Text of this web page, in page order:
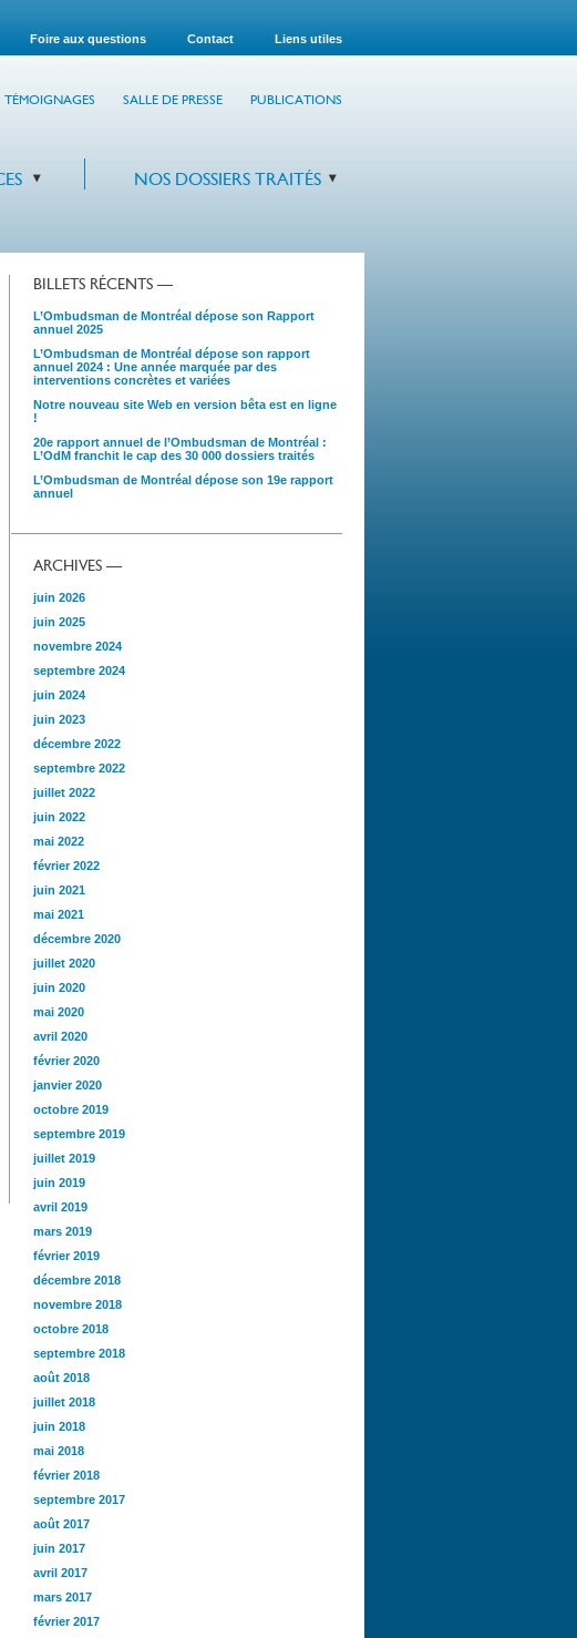
Foire aux questions Contact Liens utiles
TÉMOIGNAGES SALLE DE PRESSE PUBLICATIONS
NOS DOSSIERS TRAITÉS
BILLETS RÉCENTS —
L’Ombudsman de Montréal dépose son Rapport
annuel 2025
L’Ombudsman de Montréal dépose son rapport
annuel 2024 : Une année marquée par des
interventions concrètes et variées
Notre nouveau site Web en version bêta est en ligne
!
20e rapport annuel de l’Ombudsman de Montréal :
L’OdM franchit le cap des 30 000 dossiers traités
L’Ombudsman de Montréal dépose son 19e rapport
annuel
ARCHIVES —
juin 2026
juin 2025
novembre 2024
septembre 2024
juin 2024
juin 2023
décembre 2022
septembre 2022
juillet 2022
juin 2022
mai 2022
février 2022
juin 2021
mai 2021
décembre 2020
juillet 2020
juin 2020
mai 2020
avril 2020
février 2020
janvier 2020
octobre 2019
septembre 2019
juillet 2019
juin 2019
avril 2019
mars 2019
février 2019
décembre 2018
novembre 2018
octobre 2018
septembre 2018
août 2018
juillet 2018
juin 2018
mai 2018
février 2018
septembre 2017
août 2017
juin 2017
avril 2017
mars 2017
février 2017